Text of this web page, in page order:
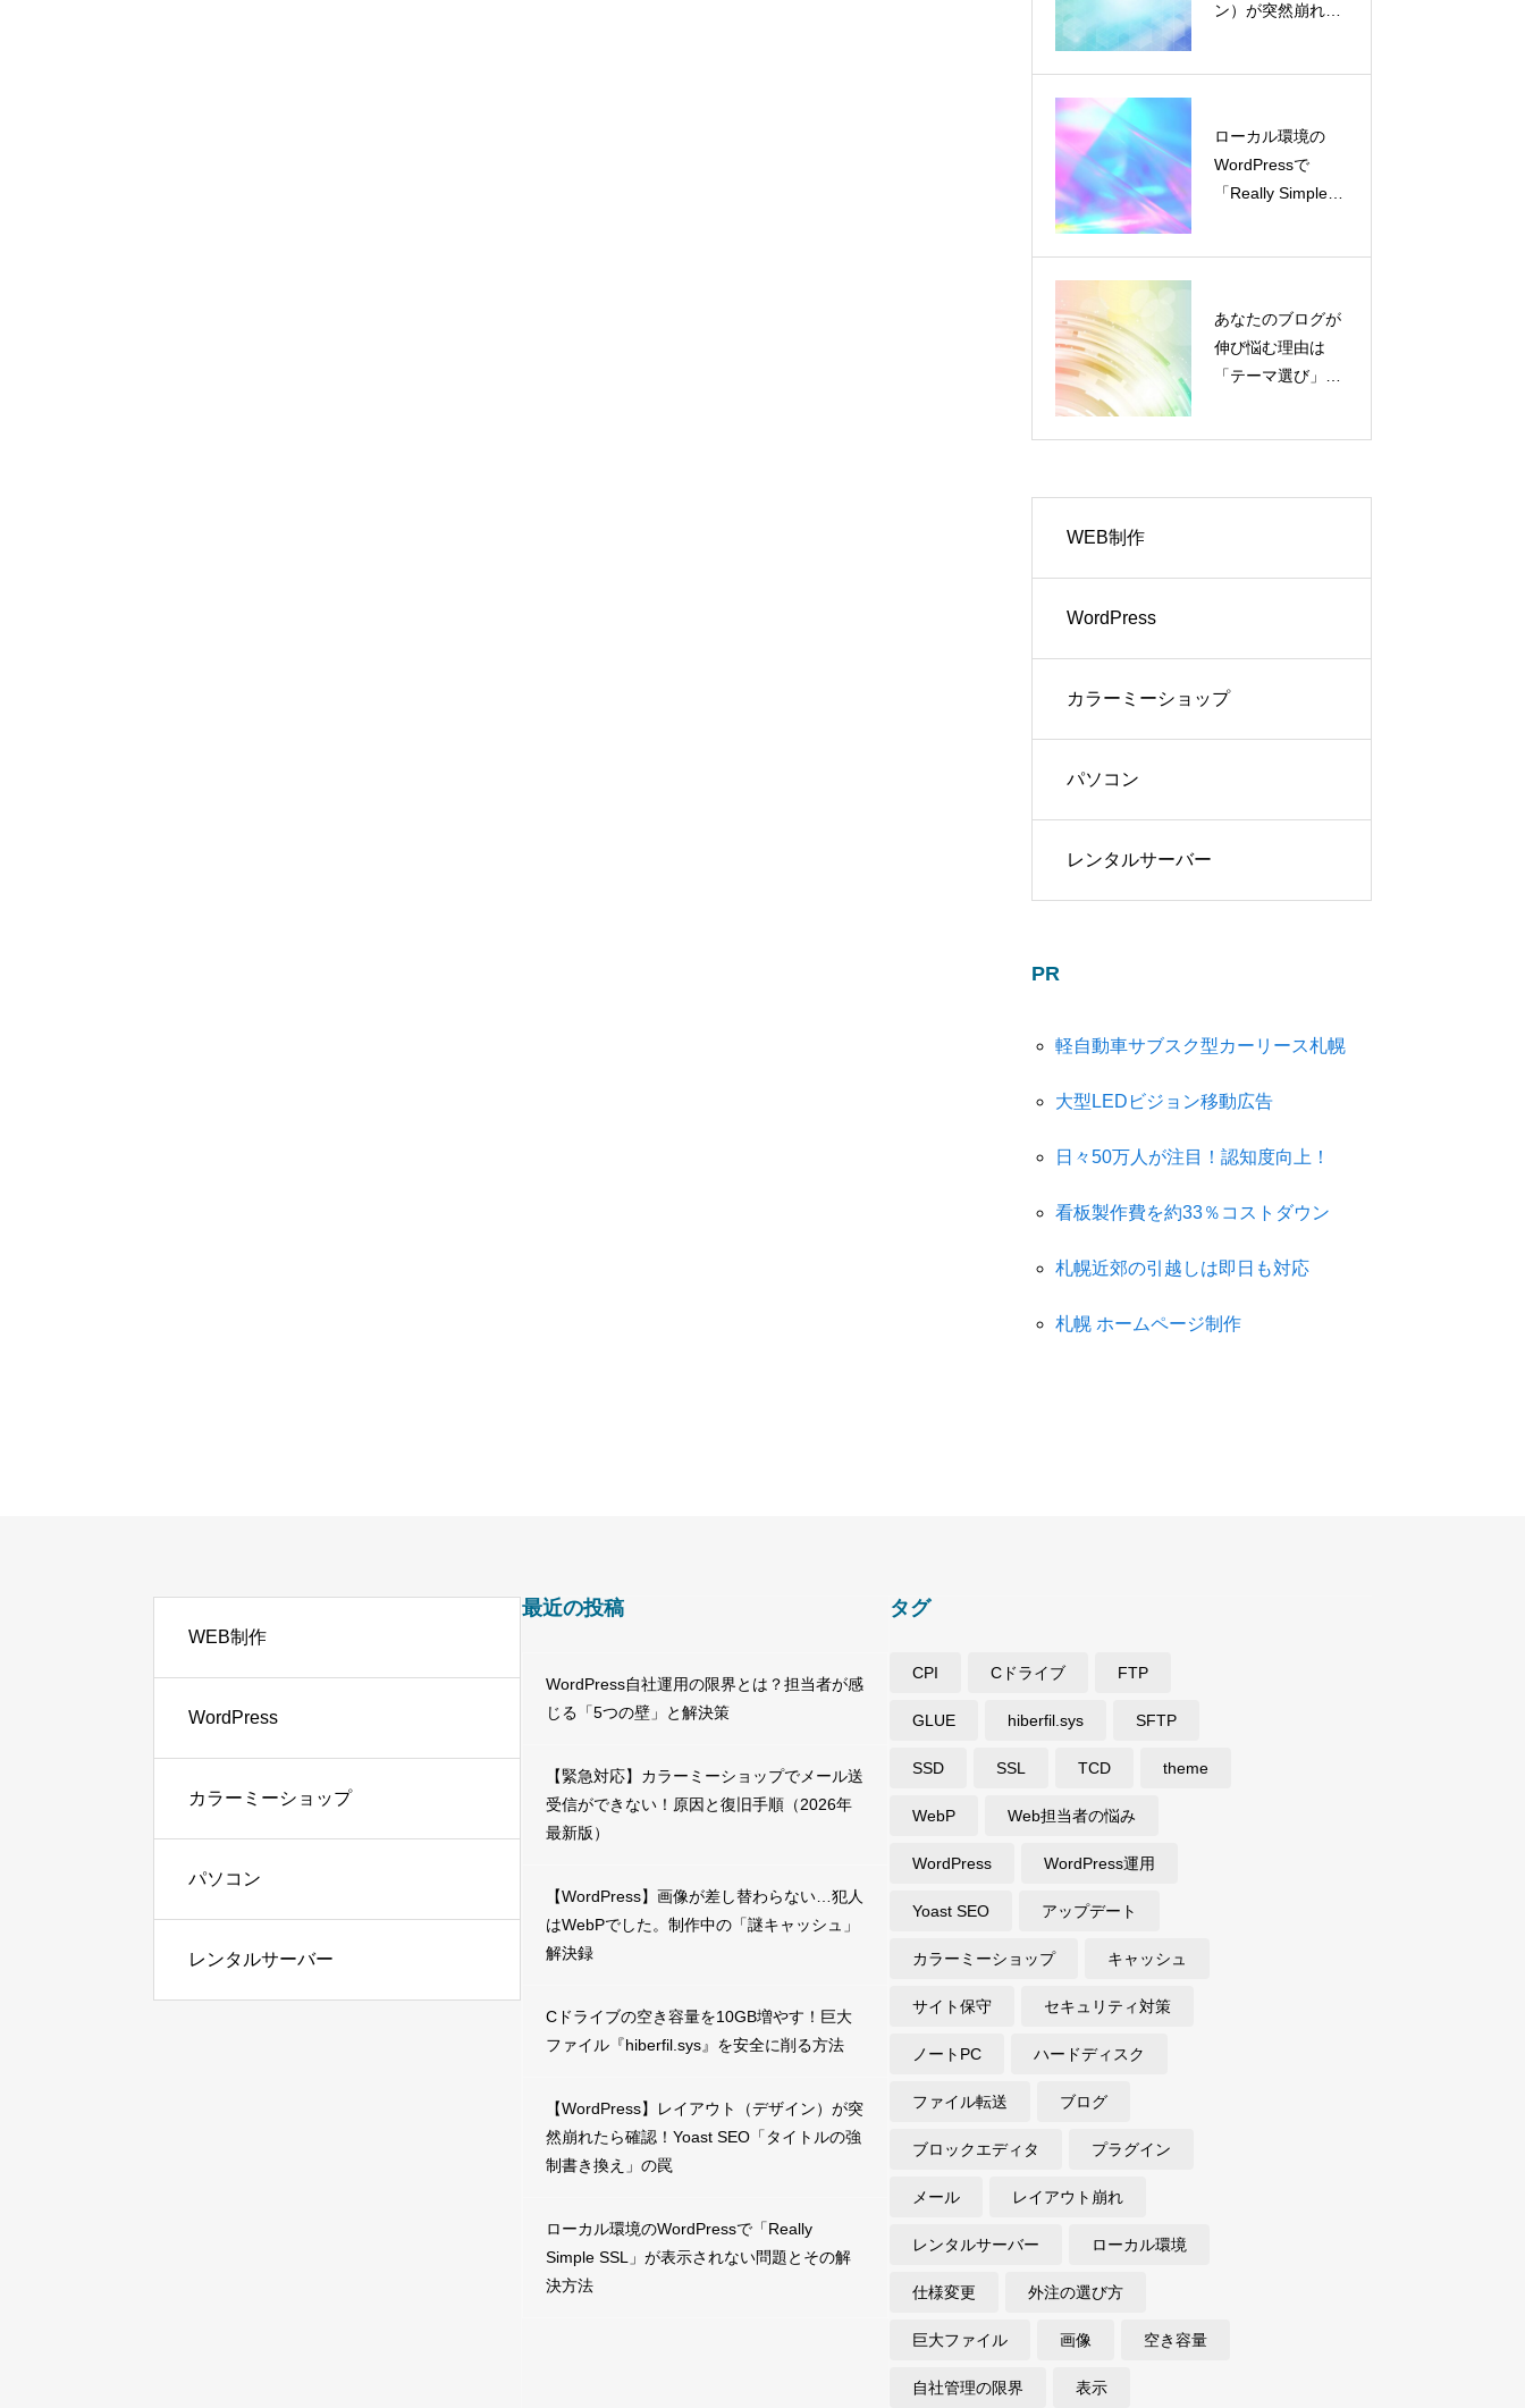
ン）が突然崩れた
ローカル環境の
WordPressで
「Really Simple
あなたのブログが
伸び悩む理由は
「テーマ選び」に
増やす！巨大フ
【WordPress】
レイアウト（デ
ザイン）が突然
き換え」の罠
ローカル環境の
WordPressで
「Really
WEB制作
WordPress
カラーミーショップ
パソコン
レンタルサーバー
PR
軽自動車サブスク型カーリース札幌
大型LEDビジョン移動広告
日々50万人が注目！認知度向上！
看板製作費を約33％コストダウン
札幌近郊の引越しは即日も対応
札幌 ホームページ制作
WEB制作
WordPress
カラーミーショップ
パソコン
レンタルサーバー
最近の投稿
WordPress自社運用の限界とは？担当者が感
じる「5つの壁」と解決策
【緊急対応】カラーミーショップでメール送
受信ができない！原因と復旧手順（2026年
最新版）
【WordPress】画像が差し替わらない…犯人
はWebPでした。制作中の「謎キャッシュ」
解決録
Cドライブの空き容量を10GB増やす！巨大
ファイル『hiberfil.sys』を安全に削る方法
【WordPress】レイアウト（デザイン）が突
然崩れたら確認！Yoast SEO「タイトルの強
制書き換え」の罠
ローカル環境のWordPressで「Really
Simple SSL」が表示されない問題とその解
決方法
タグ
CPI Cドライブ FTP
GLUE hiberfil.sys SFTP
SSD SSL TCD theme
WebP Web担当者の悩み
WordPress WordPress運用
Yoast SEO アップデート
カラーミーショップ キャッシュ
サイト保守 セキュリティ対策
ノートPC ハードディスク
ファイル転送 ブログ
ブロックエディタ プラグイン
メール レイアウト崩れ
レンタルサーバー ローカル環境
仕様変更 外注の選び方
巨大ファイル 画像 空き容量
自社管理の限界 表示